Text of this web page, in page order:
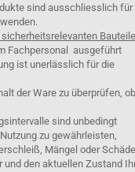
sind ausschliesslich für
sicherheitsrelevanten
Fachpersonal ausgeführt
ist unerlässlich für die
der Ware zu überprüfen, ob
sind unbedingt
zu gewährleisten,
Mängel oder
und den aktuellen Zustand